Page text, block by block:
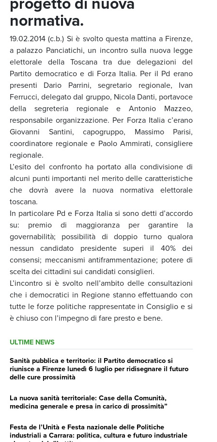
normativa.
19.02.2014 (c.b.) Si è svolto questa mattina a Firenze,
a palazzo Panciatichi, un incontro sulla nuova legge
elettorale della Toscana tra due delegazioni del
Partito democratico e di Forza Italia. Per il Pd erano
presenti Dario Parrini, segretario regionale, Ivan
Ferrucci, delegato dal gruppo, Nicola Danti, portavoce
della segreteria regionale e Antonio Mazzeo,
responsabile organizzazione. Per Forza Italia c’erano
Giovanni Santini, capogruppo, Massimo Parisi,
coordinatore regionale e Paolo Ammirati, consigliere
regionale.
L’esito del confronto ha portato alla condivisione di
alcuni punti importanti nel merito delle caratteristiche
che dovrà avere la nuova normativa elettorale
toscana.
In particolare Pd e Forza Italia si sono detti d’accordo
su: premio di maggioranza per garantire la
governabilità; possibilità di doppio turno qualora
nessun candidato presidente superi il 40% dei
consensi; meccanismi antiframmentazione; potere di
scelta dei cittadini sui candidati consiglieri.
L’incontro si è svolto nell’ambito delle consultazioni
che i democratici in Regione stanno effettuando con
tutte le forze politiche rappresentate in Consiglio e si
è chiuso con l’impegno di fare presto e bene.
ULTIME NEWS
Sanità pubblica e territorio: il Partito democratico si
riunisce a Firenze lunedì 6 luglio per ridisegnare il futuro
delle cure prossimità
La nuova sanità territoriale: Case della Comunità,
medicina generale e presa in carico di prossimità”
Festa de l’Unità e Festa nazionale delle Politiche
industriali a Carrara: politica, cultura e futuro industriale